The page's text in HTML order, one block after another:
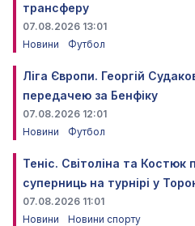
трансферу
07.08.2026 13:01
Новини
Футбол
Ліга Європи. Георгій
передачею за Бенфіку
07.08.2026 12:01
Новини
Футбол
Теніс. Світоліна та
суперниць на турнірі у
07.08.2026 11:01
Новини
Новини спорту